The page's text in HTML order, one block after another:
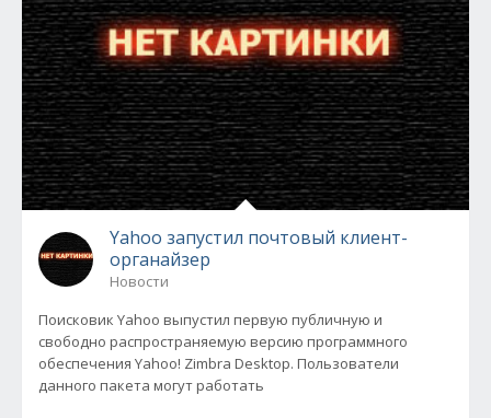
Yahoo запустил почтовый клиент-
органайзер
Новости
Поисковик Yahoo выпустил первую публичную и
свободно распространяемую версию программного
обеспечения Yahoo! Zimbra Desktop. Пользователи
данного пакета могут работать